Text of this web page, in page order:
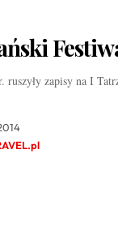
ruszyły zapisy na I